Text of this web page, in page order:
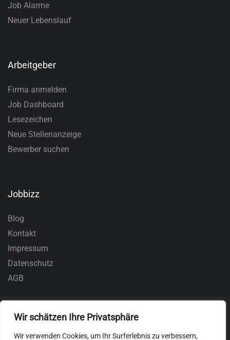
Wir schätzen Ihre Privatsphäre
Wir verwenden Cookies, um Ihr Surferlebnis zu verbessern,
Job Alarme
Neuer Lebenslauf
Arbeitgeber
Firma anmelden
Job Dashboard
Lesezeichen
Neue Stellenanzeige
Bewerber suchen
Jobbizz
Blog
Kontakt
Impressum
Datenschutz
AGB